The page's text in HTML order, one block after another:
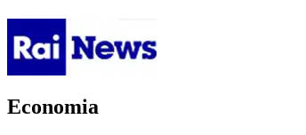
Economia